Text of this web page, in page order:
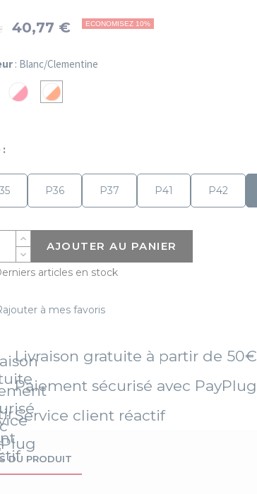
40,77 € ECONOMISEZ 10%
: Blanc/Clementine
Grany
Blanc/FuchsiaBlanc/Clementine
:
P36 P37 P41 P42
AJOUTER AU PANIER
articles en stock
à mes favoris
Livraison gratuite à partir de 50€
Paiement sécurisé avec PayPlug
Service client réactif
DU PRODUIT